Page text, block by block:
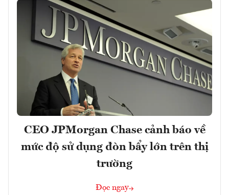
CEO JPMorgan Chase cảnh báo về
mức độ sử dụng đòn bẩy lớn trên thị
trường
Đọc ngay